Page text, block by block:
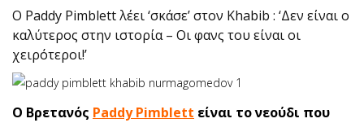
O Paddy Pimblett λέει ‘σκάσε’ στον Khabib : ‘Δεν είναι ο
καλύτερος στην ιστορία – Οι φανς του είναι οι
χειρότεροι!’
Ο Βρετανός Paddy Pimblett είναι το νεούδι που